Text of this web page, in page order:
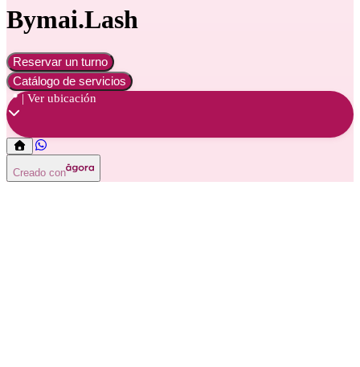
Bymai.Lash
Reservar un turno
Catálogo de servicios
📍 | Ver ubicación
Creado con